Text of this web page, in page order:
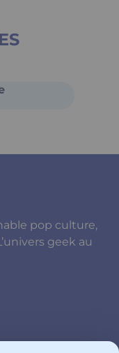
pop culture,
geek au